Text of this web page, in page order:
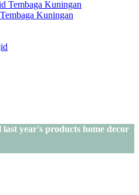
Tembaga Kuningan
Kuningan
year's products home decor